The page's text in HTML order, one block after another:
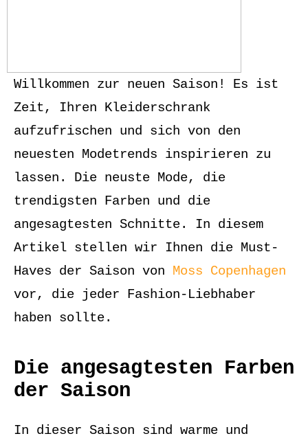
Willkommen zur neuen Saison! Es ist
Zeit, Ihren Kleiderschrank
aufzufrischen und sich von den
neuesten Modetrends inspirieren zu
lassen. Die neuste Mode, die
trendigsten Farben und die
angesagtesten Schnitte. In diesem
Artikel stellen wir Ihnen die Must-
Haves der Saison von Moss Copenhagen
vor, die jeder Fashion-Liebhaber
haben sollte.
Die angesagtesten Farben
der Saison
In dieser Saison sind warme und